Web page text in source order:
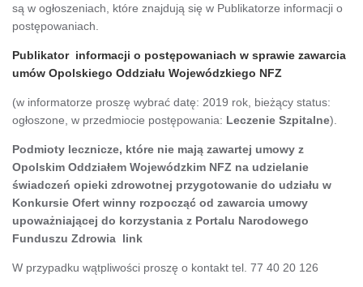
są w ogłoszeniach, które znajdują się w Publikatorze informacji o
postępowaniach.
Publikator informacji o postępowaniach w sprawie zawarcia
umów Opolskiego Oddziału Wojewódzkiego NFZ
(w informatorze proszę wybrać datę: 2019 rok, bieżący status:
ogłoszone, w przedmiocie postępowania: Leczenie Szpitalne).
Podmioty lecznicze, które nie mają zawartej umowy z
Opolskim Oddziałem Wojewódzkim NFZ na udzielanie
świadczeń opieki zdrowotnej przygotowanie do udziału w
Konkursie Ofert winny rozpocząć od zawarcia umowy
upoważniającej do korzystania z Portalu Narodowego
Funduszu Zdrowia link
W przypadku wątpliwości proszę o kontakt tel. 77 40 20 126